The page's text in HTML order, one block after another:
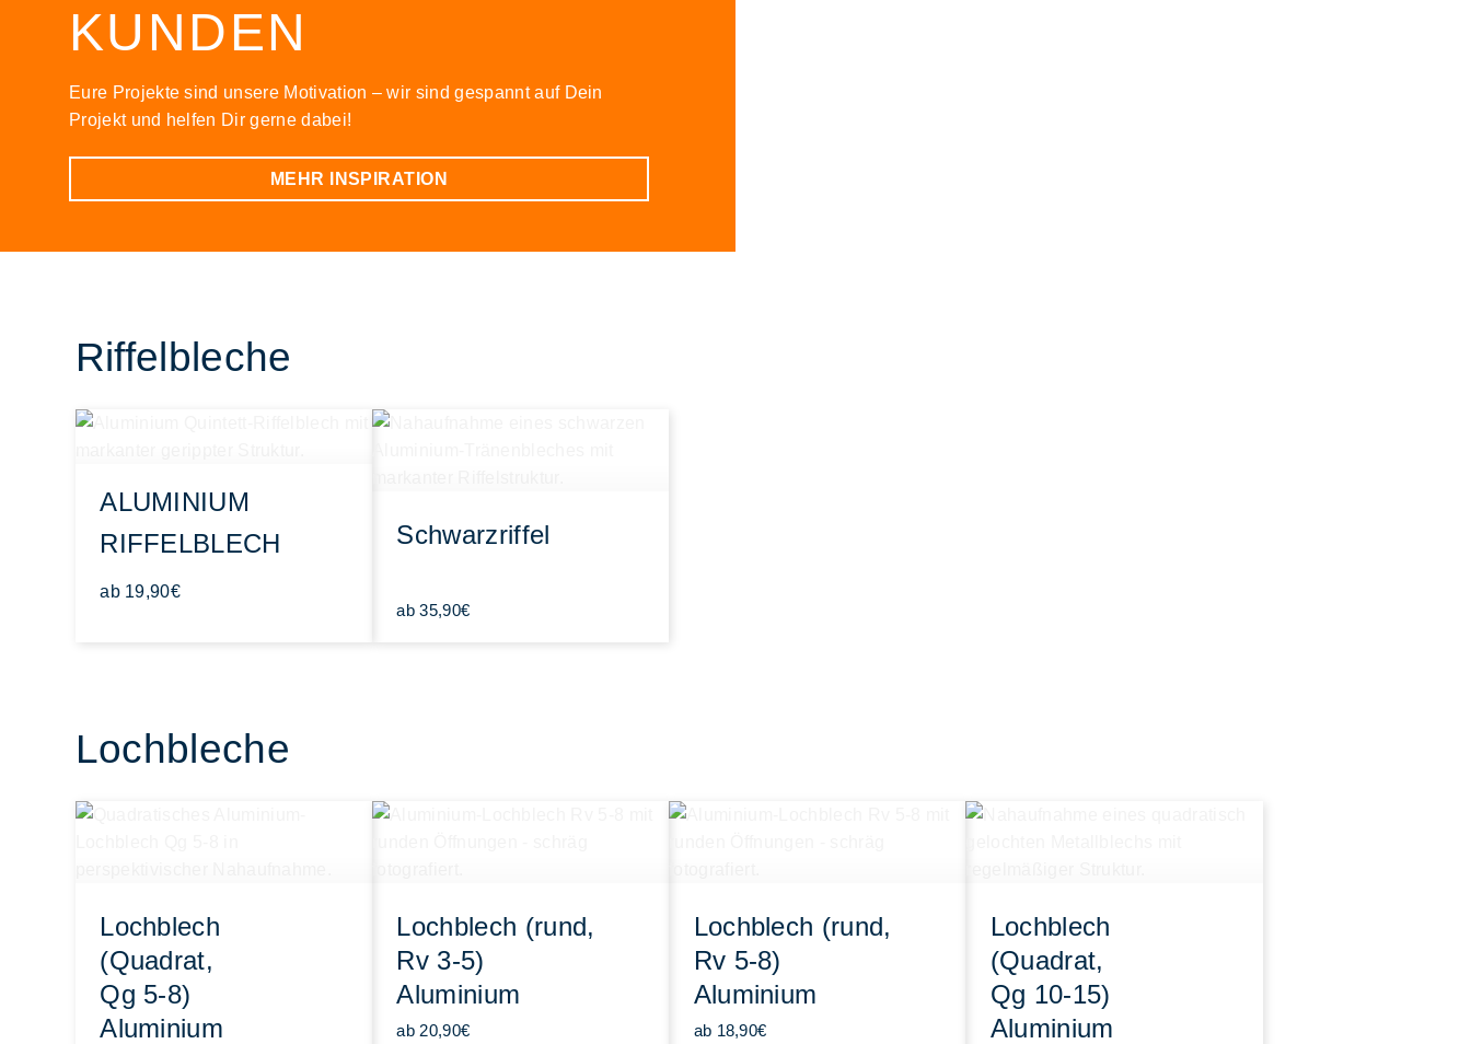
KUNDEN
Eure Projekte sind unsere Motivation – wir sind gespannt auf Dein
Projekt und helfen Dir gerne dabei!
MEHR INSPIRATION
Riffelbleche
ALUMINIUM
RIFFELBLECH
ab 19,90€
Schwarzriffel
ab 35,90€
Lochbleche
Lochblech
(Quadrat,
Qg 5-8)
Aluminium
Lochblech (rund,
Rv 3-5)
Aluminium
ab 20,90€
Lochblech (rund,
Rv 5-8)
Aluminium
ab 18,90€
Lochblech
(Quadrat,
Qg 10-15)
Aluminium